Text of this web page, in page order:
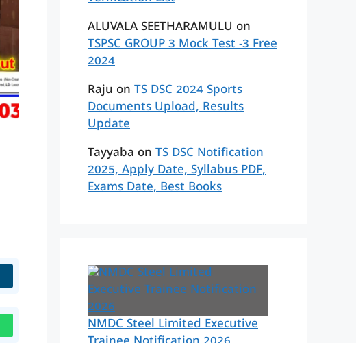
ALUVALA SEETHARAMULU on
TSPSC GROUP 3 Mock Test -3 Free
2024
Raju on TS DSC 2024 Sports
Documents Upload, Results
Update
Tayyaba on TS DSC Notification
2025, Apply Date, Syllabus PDF,
Exams Date, Best Books
NMDC Steel Limited Executive